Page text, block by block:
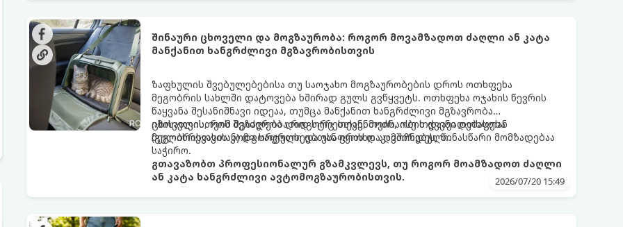
შინაური ცხოველი და მოგზაურობა: როგორ მოვამზადოთ ძაღლი ან კატა
მანქანით ხანგრძლივი მგზავრობისთვის
ზაფხულის შვებულებებისა თუ საოჯახო მოგზაურობების დროს ოთხფეხა
მეგობრის სახლში დატოვება ხშირად გულს გვწყვეტს. ოთხფეხა ოჯახის წევრის
წაყვანა შესანიშნავი იდეაა, თუმცა მანქანით ხანგრძლივი მგზავრობა
ცხოველისთვის შეიძლება დიდ სტრესთან, მოძრაობის დაავადებასთან
(გულისრევასთან) და საფრთხეებთან იყოს დაკავშირებული.
იმისათვის, რომ მგზავრობა როგორც თქვენთვის, ისე თქვენი ოთხფეხა
მეგობრისთვის კომფორტული და უსაფრთხო აღმოჩნდეს, წინასწარი მომზადებაა
საჭირო.
გთავაზობთ პროფესიონალურ გზამკვლევს, თუ როგორ მოამზადოთ ძაღლი
ან კატა ხანგრძლივი ავტომოგზაურობისთვის.
2026/07/20 15:49